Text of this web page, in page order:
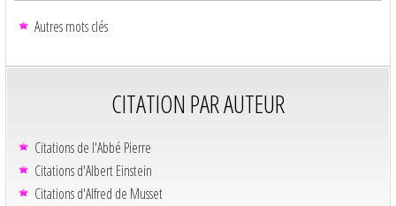
Autres mots clés
CITATION PAR AUTEUR
Citations de l'Abbé Pierre
Citations d'Albert Einstein
Citations d'Alfred de Musset